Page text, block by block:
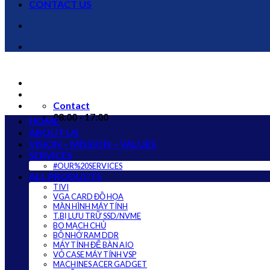
CONTACT US
Contact
08:00 - 17:00
HOME
ABOUT US
VISION – MISSION – VALUES
SERVICES
#OUR%20SERVICES
ALL PRODUCTS
TIVI
VGA CARD ĐỒ HỌA
MÀN HÌNH MÁY TÍNH
T.BỊ LƯU TRỮ SSD/NVME
BO MẠCH CHỦ
BỘ NHỚ RAM DDR
MÁY TÍNH ĐỂ BÀN AIO
VỎ CASE MÁY TÍNH VSP
MACHINES ACER GADGET